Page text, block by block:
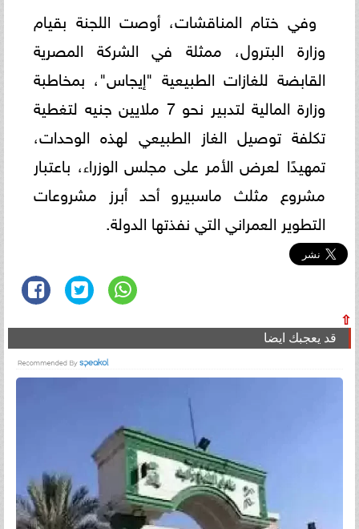
وفي ختام المناقشات، أوصت اللجنة بقيام
وزارة البترول، ممثلة في الشركة المصرية
القابضة للغازات الطبيعية "إيجاس"، بمخاطبة
وزارة المالية لتدبير نحو 7 ملايين جنيه لتغطية
تكلفة توصيل الغاز الطبيعي لهذه الوحدات،
تمهيدًا لعرض الأمر على مجلس الوزراء، باعتبار
مشروع مثلث ماسبيرو أحد أبرز مشروعات
التطوير العمراني التي نفذتها الدولة.
⇧
قد يعجبك ايضا